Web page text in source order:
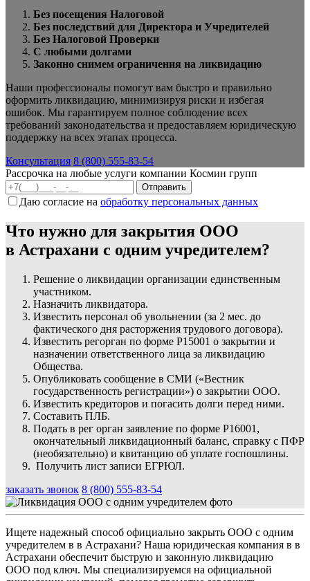
Без посещения Налоговой
Без последствий для Директора и Учредителей
Без Налоговой Проверки
С любыми долгами
Законно снимем ограничения на ликвидацию
Наши профессионалы помогут вам быстро и правильно
оформить ликвидацию, минимизируя риски и избегая
ошибок. Мы гарантируем полное соблюдение всех
требований законодательства и предоставляем юридическую
поддержку на всех этапах процесса.
Консультация 8 (800) 555-83-54
Рассрочка на любые услуги компании Космин групп
Даю согласие на обработку персональных данных
Что нужно для закрытия ООО
в Астрахани с одним учредителем?
Решение о ликвидации организации единственным
участником.
Назначить ликвидатора.
Известить персонал об увольнении (за 2 мес. до
фактического дня расторжения трудового договора).
Известить регорган по форме Р15001 о закрытии и
назначении ответственного лица за ликвидацию
Общества.
Опубликовать сообщение в СМИ («Вестник
государственность регистрации») о закрытии ООО.
Известить кредиторов и погасить долги перед ними.
Составить ПЛБ.
Подать в рег орган заявление по форме Р16001,
окончательный ликвидационный баланс, справку с ПФР
(необязательно) и квитанцию об уплате госпошлины.
Получить лист записи ЕГРЮЛ.
заказать звонок 8 (800) 555-83-54
Ищете надежный способ официально закрыть ООО с одним
учредителем в в Астрахани? Наша юридическая компания в в
Астрахани обеспечит быструю и законную ликвидацию
ООО под ключ. Мы специализируемся на официальной